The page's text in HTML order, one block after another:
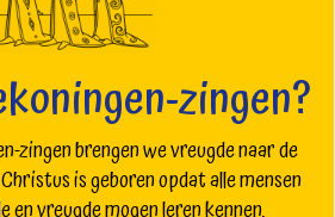
zingen?
zingen brengen we vreugde naar de
is geboren opdat alle mensen